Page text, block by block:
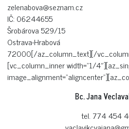
zelenabova@seznam.cz
IČ: 06244655
Šrobárova 529/15
Ostrava-Hrabová
72000[/az_column_text][/
[vc_column_inner width=“1/
Bc. Jana
tel. 774 454